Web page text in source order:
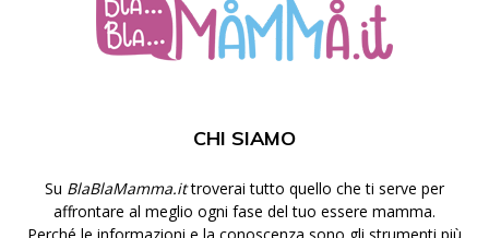
CHI SIAMO
Su BlaBlaMamma.ittroverai tutto quello che ti serve per
affrontare al meglio ogni fase del tuo essere mamma.